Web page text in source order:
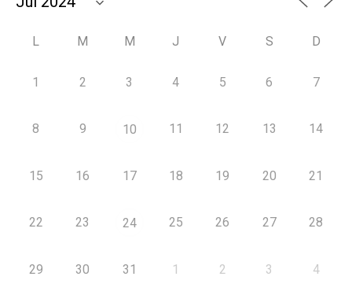
L M M J V S D
1 2 3 4 5 6 7
8 9 10 11 12 13 14
15 16 17 18 19 20 21
22 23 24 25 26 27 28
29 30 31 1 2 3 4